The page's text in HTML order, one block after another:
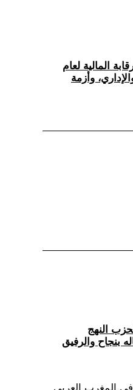
المالية لعام
وأزمة
النهج
بنجاح والرفيق